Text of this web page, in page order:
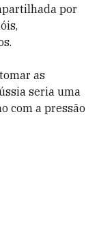
por
as
seria uma
com a pressão